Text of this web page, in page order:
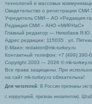
технологий и массовых
Свидетельство о регистрации
Учредитель СМИ – АО «Редакция
Редакция СМИ – АНО «МИРНаС»
Главный редактор — Ниязбаев Я.Ю.
Адрес редакции: 115035 , ул.
Е-Маил: redaktor@mk-turkey.ru
Контактный телефон: +7 (499) 390-
Copyright 2003 — 2026 © mk-turkey.ru
Все права защищены. При
на сайт mk-turkey.ru обязательна!
Для читателей : В России признаны
с коррупцией, признан иноагентом),